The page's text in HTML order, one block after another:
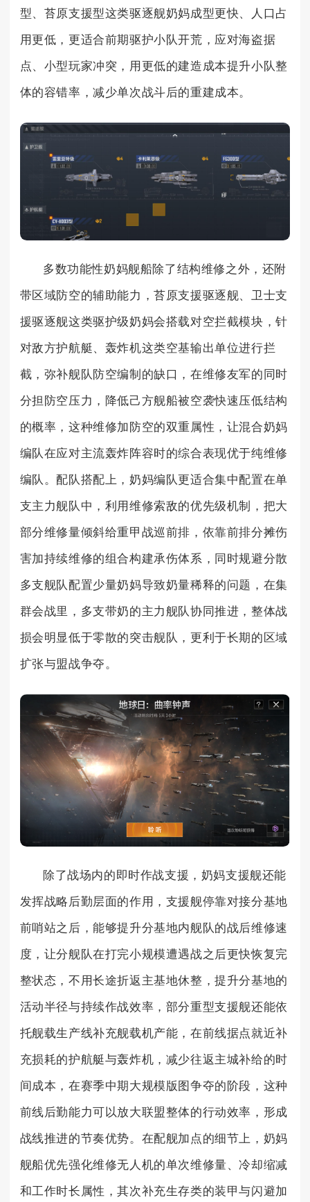
型、苔原支援型这类驱逐舰奶妈成型更快、人口占
用更低，更适合前期驱护小队开荒，应对海盗据
点、小型玩家冲突，用更低的建造成本提升小队整
体的容错率，减少单次战斗后的重建成本。
多数功能性奶妈舰船除了结构维修之外，还附
带区域防空的辅助能力，苔原支援驱逐舰、卫士支
援驱逐舰这类驱护级奶妈会搭载对空拦截模块，针
对敌方护航艇、轰炸机这类空基输出单位进行拦
截，弥补舰队防空编制的缺口，在维修友军的同时
分担防空压力，降低己方舰船被空袭快速压低结构
的概率，这种维修加防空的双重属性，让混合奶妈
编队在应对主流轰炸阵容时的综合表现优于纯维修
编队。配队搭配上，奶妈编队更适合集中配置在单
支主力舰队中，利用维修索敌的优先级机制，把大
部分维修量倾斜给重甲战巡前排，依靠前排分摊伤
害加持续维修的组合构建承伤体系，同时规避分散
多支舰队配置少量奶妈导致奶量稀释的问题，在集
群会战里，多支带奶的主力舰队协同推进，整体战
损会明显低于零散的突击舰队，更利于长期的区域
扩张与盟战争夺。
除了战场内的即时作战支援，奶妈支援舰还能
发挥战略后勤层面的作用，支援舰停靠对接分基地
前哨站之后，能够提升分基地内舰队的战后维修速
度，让分舰队在打完小规模遭遇战之后更快恢复完
整状态，不用长途折返主基地休整，提升分基地的
活动半径与持续作战效率，部分重型支援舰还能依
托舰载生产线补充舰载机产能，在前线据点就近补
充损耗的护航艇与轰炸机，减少往返主城补给的时
间成本，在赛季中期大规模版图争夺的阶段，这种
前线后勤能力可以放大联盟整体的行动效率，形成
战线推进的节奏优势。在配舰加点的细节上，奶妈
舰船优先强化维修无人机的单次维修量、冷却缩减
和工作时长属性，其次补充生存类的装甲与闪避加